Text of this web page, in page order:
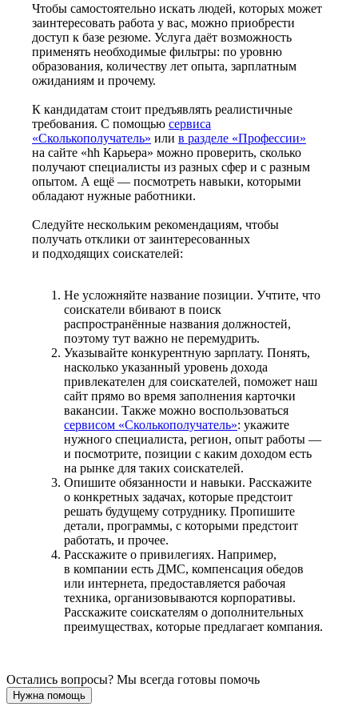
Чтобы самостоятельно искать людей, которых может
заинтересовать работа у вас, можно приобрести
доступ к базе резюме. Услуга даёт возможность
применять необходимые фильтры: по уровню
образования, количеству лет опыта, зарплатным
ожиданиям и прочему.
К кандидатам стоит предъявлять реалистичные
требования. С помощью сервиса
«Сколькополучатель» или в разделе «Профессии»
на сайте «hh Карьера» можно проверить, сколько
получают специалисты из разных сфер и с разным
опытом. А ещё — посмотреть навыки, которыми
обладают нужные работники.
Следуйте нескольким рекомендациям, чтобы
получать отклики от заинтересованных
и подходящих соискателей:
Не усложняйте название позиции. Учтите, что
соискатели вбивают в поиск
распространённые названия должностей,
поэтому тут важно не перемудрить.
Указывайте конкурентную зарплату. Понять,
насколько указанный уровень дохода
привлекателен для соискателей, поможет наш
сайт прямо во время заполнения карточки
вакансии. Также можно воспользоваться
сервисом «Сколькополучатель»: укажите
нужного специалиста, регион, опыт работы —
и посмотрите, позиции с каким доходом есть
на рынке для таких соискателей.
Опишите обязанности и навыки. Расскажите
о конкретных задачах, которые предстоит
решать будущему сотруднику. Пропишите
детали, программы, с которыми предстоит
работать, и прочее.
Расскажите о привилегиях. Например,
в компании есть ДМС, компенсация обедов
или интернета, предоставляется рабочая
техника, организовываются корпоративы.
Расскажите соискателям о дополнительных
преимуществах, которые предлагает компания.
Остались вопросы? Мы всегда готовы помочь
Нужна помощь